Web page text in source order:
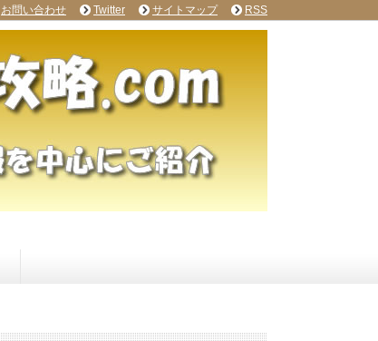
お問い合わせ Twitter サイトマップ RSS